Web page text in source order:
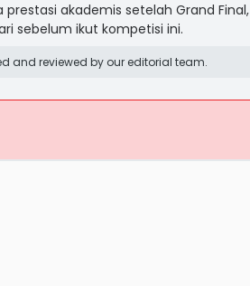
akademis setelah Grand Final,
sebelum ikut kompetisi ini.
and reviewed by our editorial team.